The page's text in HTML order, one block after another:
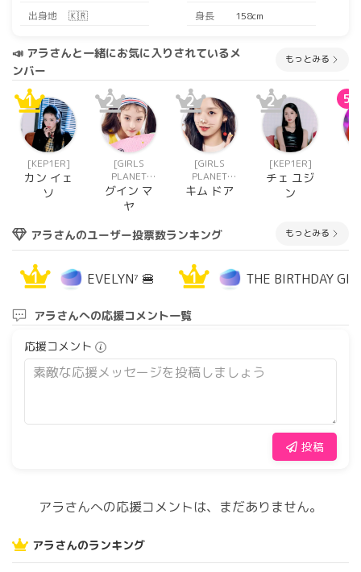
出身地
🇰🇷 身長 158cm
📣 アラさんと一緒にお気に入りされているメ
ンバー
もっとみる
1
[KEP1ER]
カン イェ
ソ
2
[GIRLS
PLANET
999(ガルプ
ラ)]
グイン マ
ヤ
2
[GIRLS
PLANET
999(ガルプ
キム ドア
2
[KEP1ER]
チェ ユジ
ン
5
アラさんのユーザー投票数ランキング もっとみる
1 EVELYN⁷ 🍔 1 THE BIRTHDAY
アラさんへの応援コメント一覧
応援コメント
投稿
アラさんへの応援コメントは、まだありません。
アラさんのランキング